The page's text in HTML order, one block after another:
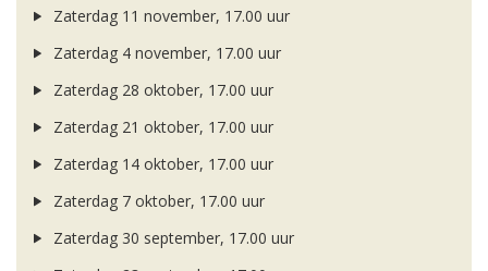
Zaterdag 11 november, 17.00 uur
Zaterdag 4 november, 17.00 uur
Zaterdag 28 oktober, 17.00 uur
Zaterdag 21 oktober, 17.00 uur
Zaterdag 14 oktober, 17.00 uur
Zaterdag 7 oktober, 17.00 uur
Zaterdag 30 september, 17.00 uur